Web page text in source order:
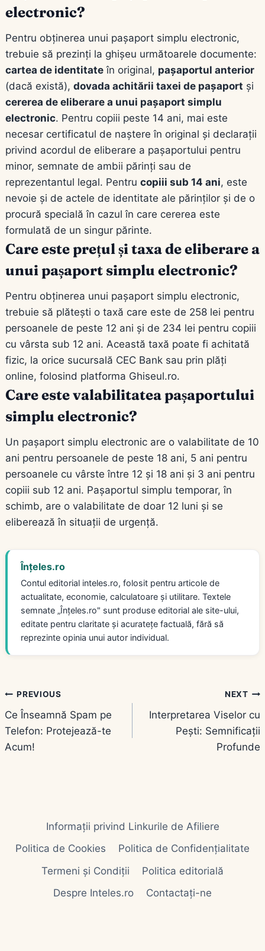
electronic?
Pentru obținerea unui pașaport simplu electronic,
trebuie să prezinți la ghișeu următoarele documente:
cartea de identitate în original, pașaportul anterior
(dacă există), dovada achitării taxei de pașaport și
cererea de eliberare a unui pașaport simplu
electronic. Pentru copiii peste 14 ani, mai este
necesar certificatul de naștere în original și declarații
privind acordul de eliberare a pașaportului pentru
minor, semnate de ambii părinți sau de
reprezentantul legal. Pentru copiii sub 14 ani, este
nevoie și de actele de identitate ale părinților și de o
procură specială în cazul în care cererea este
formulată de un singur părinte.
Care este prețul și taxa de eliberare a
unui pașaport simplu electronic?
Pentru obținerea unui pașaport simplu electronic,
trebuie să plătești o taxă care este de 258 lei pentru
persoanele de peste 12 ani și de 234 lei pentru copiii
cu vârsta sub 12 ani. Această taxă poate fi achitată
fizic, la orice sucursală CEC Bank sau prin plăți
online, folosind platforma Ghiseul.ro.
Care este valabilitatea pașaportului
simplu electronic?
Un pașaport simplu electronic are o valabilitate de 10
ani pentru persoanele de peste 18 ani, 5 ani pentru
persoanele cu vârste între 12 și 18 ani și 3 ani pentru
copiii sub 12 ani. Pașaportul simplu temporar, în
schimb, are o valabilitate de doar 12 luni și se
eliberează în situații de urgență.
Înțeles.ro
Contul editorial inteles.ro, folosit pentru articole de
actualitate, economie, calculatoare și utilitare. Textele
semnate „Înțeles.ro" sunt produse editorial ale site-ului,
editate pentru claritate și acuratețe factuală, fără să
reprezinte opinia unui autor individual.
Navigare
în
articole
PREVIOUS
Ce Înseamnă Spam pe
Telefon: Protejează-te
Acum!
NEXT
Interpretarea Viselor cu
Pești: Semnificații
Profunde
Informații privind Linkurile de Afiliere
Politica de Cookies
Politica de Confidențialitate
Termeni și Condiții
Politica editorială
Despre Inteles.ro
Contactați-ne